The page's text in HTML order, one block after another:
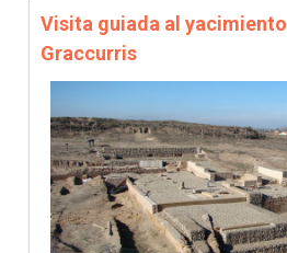
Visita guiada al yacimiento
Graccurris